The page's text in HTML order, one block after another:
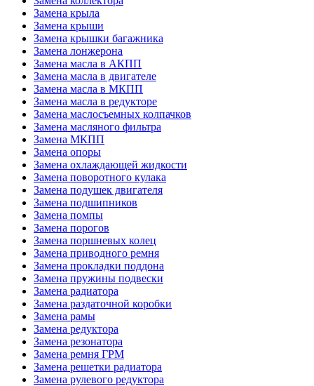
Замена крыла
Замена крыши
Замена крышки багажника
Замена лонжерона
Замена масла в АКПП
Замена масла в двигателе
Замена масла в МКПП
Замена масла в редукторе
Замена маслосъемных колпачков
Замена масляного фильтра
Замена МКПП
Замена опоры
Замена охлаждающей жидкости
Замена поворотного кулака
Замена подушек двигателя
Замена подшипников
Замена помпы
Замена порогов
Замена поршневых колец
Замена приводного ремня
Замена прокладки поддона
Замена пружины подвески
Замена радиатора
Замена раздаточной коробки
Замена рамы
Замена редуктора
Замена резонатора
Замена ремня ГРМ
Замена решетки радиатора
Замена рулевого редуктора